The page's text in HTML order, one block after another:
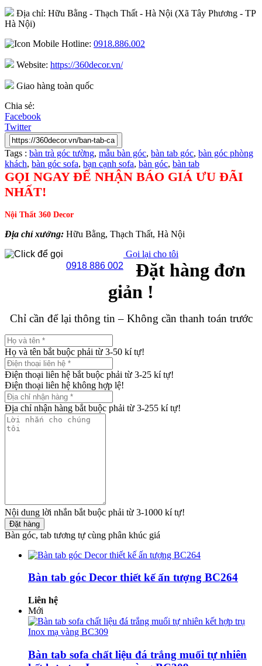
Địa chỉ: Hữu Bằng - Thạch Thất - Hà Nội (Xã Tây Phương - TP
Hà Nội)
Hotline: 0918.886.002
Website: https://360decor.vn/
Giao hàng toàn quốc
Chia sẻ:
Facebook
Twitter
Tags : bàn trà góc tường, mẫu bàn góc, bàn tab góc, bàn góc phòng
khách, bàn góc sofa, bạn cạnh sofa, bàn góc, bàn tab
GỌI NGAY ĐỂ NHẬN BÁO GIÁ ƯU ĐÃI
NHẤT!
Nội Thất 360 Decor
Địa chỉ xưởng: Hữu Bằng, Thạch Thất, Hà Nội
0918 886 002
Gọi lại cho tôi
Đặt hàng đơn
giản !
Chỉ cần để lại thông tin – Không cần thanh toán trước
Họ và tên bắt buộc phải từ 3-50 kí tự!
Điện thoại liên hệ bắt buộc phải từ 3-25 kí tự!
Điện thoại liên hệ không hợp lệ!
Địa chỉ nhận hàng bắt buộc phải từ 3-255 kí tự!
Nội dung lời nhắn bắt buộc phải từ 3-1000 kí tự!
Đặt hàng
Bàn góc, tab tương tự cùng phân khúc giá
Bàn tab góc Decor thiết kế ấn tượng BC264
Liên hệ
Mới
Bàn tab sofa chất liệu đá trắng muối tự nhiên